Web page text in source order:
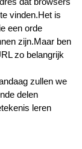
vinden.Het is
een orde
zijn.Maar ben
zo belangrijk
zullen we
delen
leren